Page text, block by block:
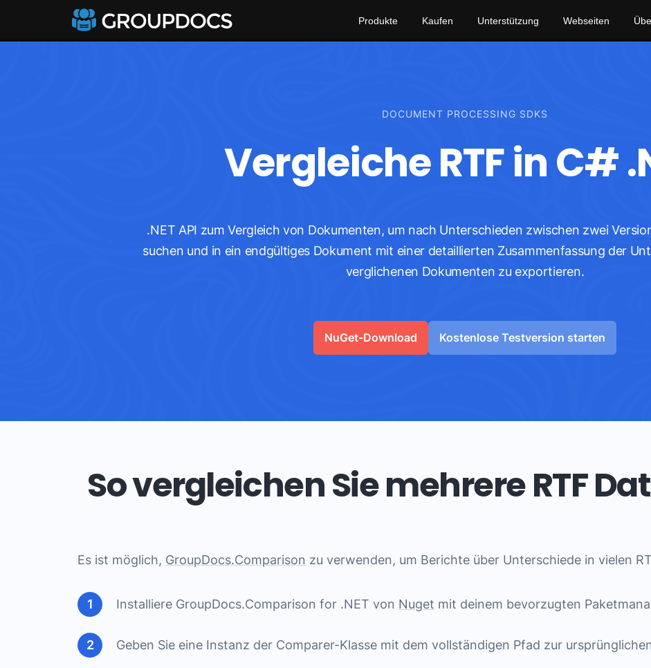
Produkte Kaufen Unterstützung Webseiten
DOCUMENT PROCESSING SDKS
Vergleiche RTF in C#
.NET API zum Vergleich von Dokumenten, um nach Unterschieden zwischen zwei
suchen und in ein endgültiges Dokument mit einer detaillierten Zusammenfassung der
verglichenen Dokumenten zu exportieren.
NuGet-Download Kostenlose Testversion starten
So vergleichen Sie mehrere RTF
Es ist möglich, GroupDocs.Comparison zu verwenden, um Berichte über Unterschiede in vielen
Installiere GroupDocs.Comparison for .NET von Nuget mit deinem bevorzugten
Geben Sie eine Instanz der Comparer-Klasse mit dem vollständigen Pfad zur